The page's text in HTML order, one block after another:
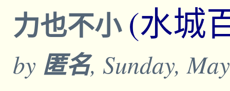
力也不小(水城
by 匿名, Sunday,